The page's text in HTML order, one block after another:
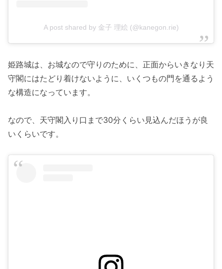
A post shared by 金子 理絵 (@kanegon.rie)
姫路城は、お城なので守りのために、正面からいきなり天
守閣にはたどり着けないように、いくつもの門を通るよう
な構造になっています。
なので、天守閣入り口まで30分くらい見込んだほうが良
いくらいです。